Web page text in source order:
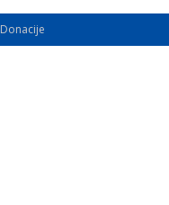
Donacije